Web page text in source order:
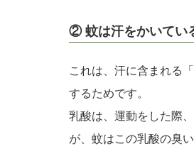
② 蚊は汗をかいてい
これは、汗に含まれる
するためです。
乳酸は、運動をした際
が、蚊はこの乳酸の臭い